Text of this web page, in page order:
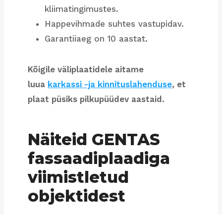
kliimatingimustes.
Happevihmade suhtes vastupidav.
Garantiiaeg on 10 aastat.
Kõigile väliplaatidele aitame
luua karkassi -ja kinnituslahenduse, et
plaat püsiks pilkupüüdev aastaid.
Näiteid GENTAS
fassaadiplaadiga
viimistletud
objektidest